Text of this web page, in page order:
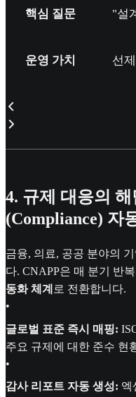
핵심 질문 "설
운영 가치 선
4. 규제 대응의
(Compliance) 자
금융, 의료, 공공 분야의
다. CNAPP은 매 분기 반
동화 체계 로 전환합니다.
•
글로벌 표준 즉시 매핑:
주요 규제에 대한 준수 현
•
감사 리포트 자동 생성: 엑